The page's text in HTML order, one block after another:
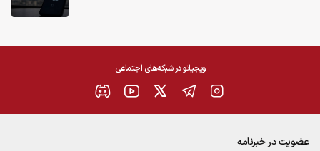
ویجیاتو در شبکه‌های اجتماعی
عضویت در خبرنامه